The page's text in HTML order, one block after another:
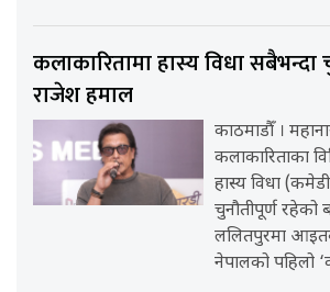
कलाकारितामा हास्य विधा सबैभन्दा
राजेश हमाल
काठमाडौँ ।
कलाकारिताका
हास्य विधा
चुनौतीपूर्ण रहेको
ललितपुरमा
नेपालको पहिलो